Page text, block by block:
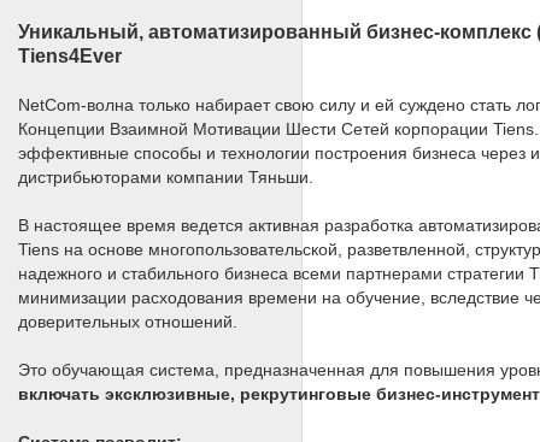
Уникальный, автоматизированный бизнес-
Tiens4Ever
NetCom-волна только набирает свою силу и ей суждено стать
Концепции Взаимной Мотивации Шести Сетей корпорации
эффективные способы и технологии построения бизнеса
дистрибьюторами компании Тяньши.
В настоящее время ведется активная разработка
Tiens на основе многопользовательской, разветвленной,
надежного и стабильного бизнеса всеми партнерами
минимизации расходования времени на обучение, вследствие
доверительных отношений.
Это обучающая система, предназначенная для повышения
включать эксклюзивные, рекрутинговые бизнес-